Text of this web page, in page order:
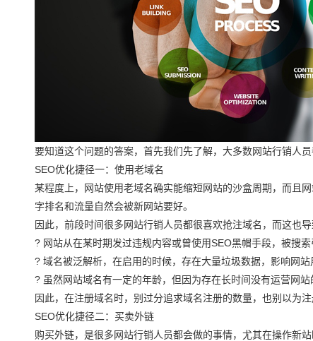
要知道这个问题的答案，首先我们先了解，大多数网站行销人
SEO优化捷径一：使用老域名
某程度上，网站使用老域名确实能缩短网站的沙盒周期，而且
字排名和流量自然会被新网站要好。
因此，前段时间很多网站行销人员都很喜欢抢注域名，而这也导
? 网站从在某时期发过违规内容或曾使用SEO黑帽手段，被搜
? 域名被泛解析，在启用的时候，存在大量垃圾数据，影响网站
? 虽然网站域名有一定的年龄，但因为存在长时间没有运营网
因此，在注册域名时，别过分追求域名注册的数量，也别以为
SEO优化捷径二：买卖外链
购买外链，是很多网站行销人员都会做的事情，尤其在操作新